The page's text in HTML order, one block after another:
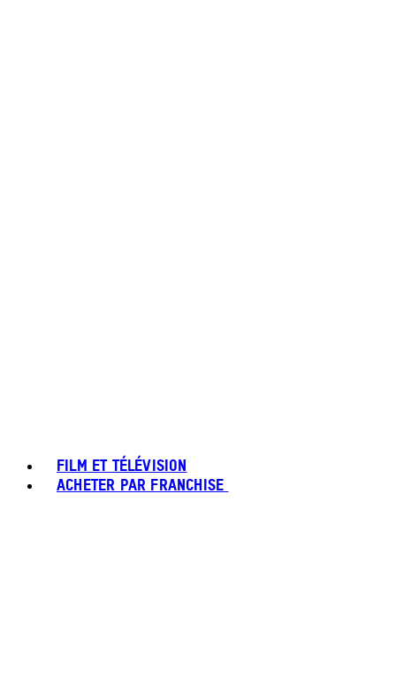
FILM ET TÉLÉVISION
ACHETER PAR FRANCHISE